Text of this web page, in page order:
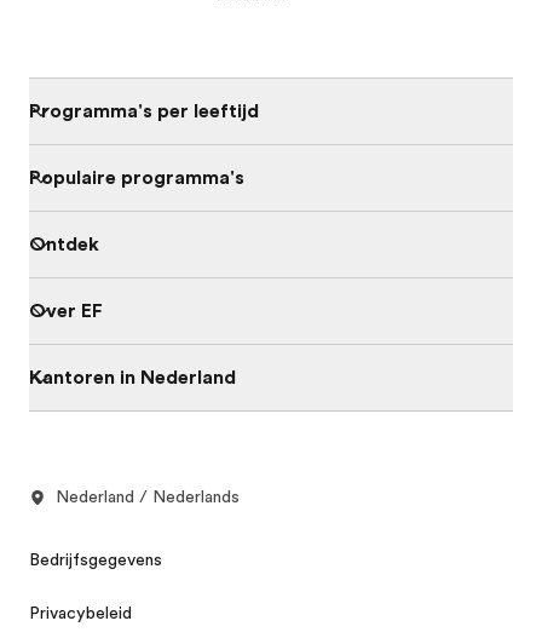
Programma's per leeftijd
Populaire programma's
Ontdek
Over EF
Kantoren in Nederland
Nederland / Nederlands
Bedrijfsgegevens
Privacybeleid